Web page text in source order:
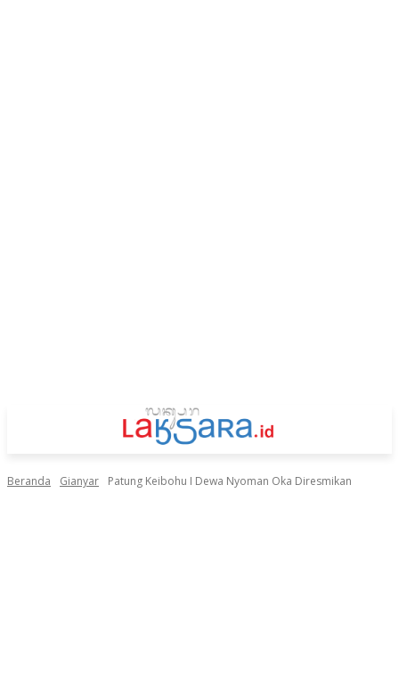
Beranda Gianyar Patung Keibohu I Dewa Nyoman Oka Diresmikan